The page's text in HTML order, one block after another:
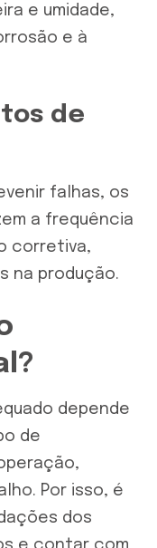
e umidade,
e à
de
falhas, os
a frequência
corretiva,
na produção.
depende
de
Por isso, é
dos